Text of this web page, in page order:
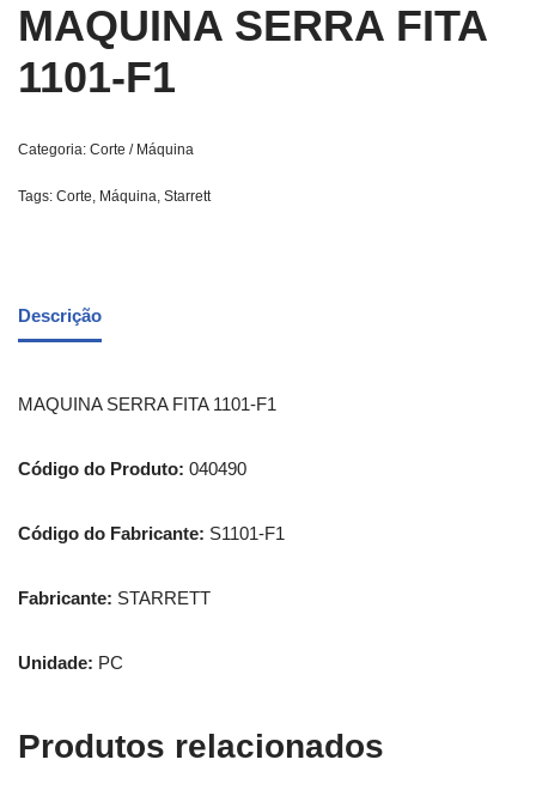
MAQUINA SERRA FITA
1101-F1
Categoria: Corte / Máquina
Tags: Corte, Máquina, Starrett
Descrição
MAQUINA SERRA FITA 1101-F1
Código do Produto: 040490
Código do Fabricante: S1101-F1
Fabricante: STARRETT
Unidade: PC
Produtos relacionados